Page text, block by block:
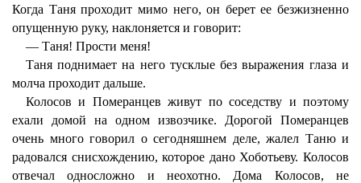
Когда Таня проходит мимо него, он берет ее безжизненно
опущенную руку, наклоняется и говорит:
— Таня! Прости меня!
Таня поднимает на него тусклые без выражения глаза и
молча проходит дальше.
Колосов и Померанцев живут по соседству и поэтому
ехали домой на одном извозчике. Дорогой Померанцев
очень много говорил о сегодняшнем деле, жалел Таню и
радовался снисхождению, которое дано Хоботьеву. Колосов
отвечал односложно и неохотно. Дома Колосов, не